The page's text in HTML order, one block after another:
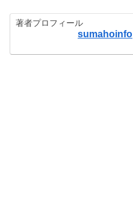
著者プロフィール
sumahoinfo